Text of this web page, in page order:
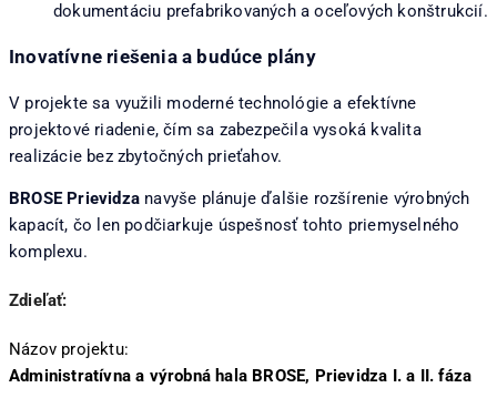
dokumentáciu prefabrikovaných a oceľových konštrukcií.
Inovatívne riešenia a budúce plány
V projekte sa využili moderné technológie a efektívne
projektové riadenie, čím sa zabezpečila vysoká kvalita
realizácie bez zbytočných prieťahov.
BROSE Prievidza navyše plánuje ďalšie rozšírenie výrobných
kapacít, čo len podčiarkuje úspešnosť tohto priemyselného
komplexu.
Zdieľať:
Názov projektu:
Administratívna a výrobná hala BROSE, Prievidza I. a II. fáza